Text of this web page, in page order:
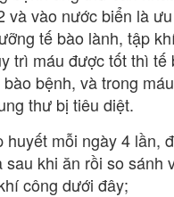
và vào nước biển là
tế bào lành, tập
trì máu được tốt thì tế
bệnh, và trong
thư bị tiêu diệt.
huyết mỗi ngày 4 lần,
sau khi ăn rồi so sánh
công dưới đây;